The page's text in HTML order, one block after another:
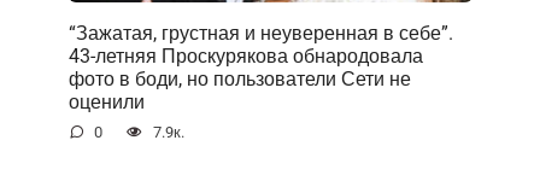
“Зажатая, грустная и неуверенная в себе”.
43-летняя Проскурякова обнародовала
фото в боди, но пользователи Сети не
оценили
0 7.9к.